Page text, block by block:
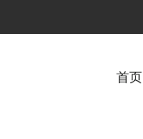
首页